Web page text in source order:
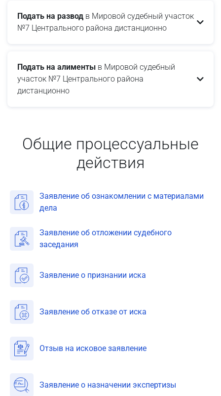
Подать на развод в Мировой судебный участок
№7 Центрального района дистанционно
Подать на алименты в Мировой судебный
участок №7 Центрального района
дистанционно
Общие процессуальные
действия
Заявление об ознакомлении с материалами
дела
Заявление об отложении судебного
заседания
Заявление о признании иска
Заявление об отказе от иска
Отзыв на исковое заявление
Заявление о назначении экспертизы